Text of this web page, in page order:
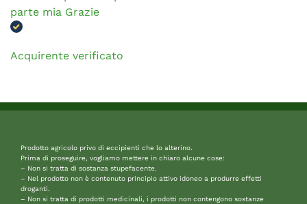
parte mia Grazie
Acquirente verificato
Prodotto agricolo privo di eccipienti che lo alterino.
Prima di proseguire, vogliamo mettere in chiaro alcune cose:
– Non si tratta di sostanza stupefacente.
– Nel prodotto non è contenuto principio attivo idoneo a produrre effetti
droganti.
– Non si tratta di prodotti medicinali, i prodotti non contengono sostanze